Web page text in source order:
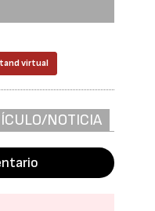
virtual
NOTICIA